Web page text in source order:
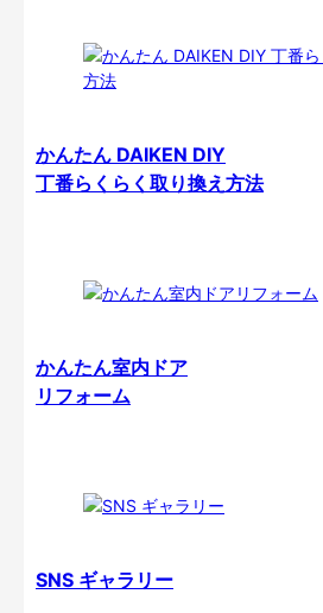
かんたん DAIKEN DIY
丁番らくらく取り換え方法
かんたん室内ドア
リフォーム
SNS ギャラリー